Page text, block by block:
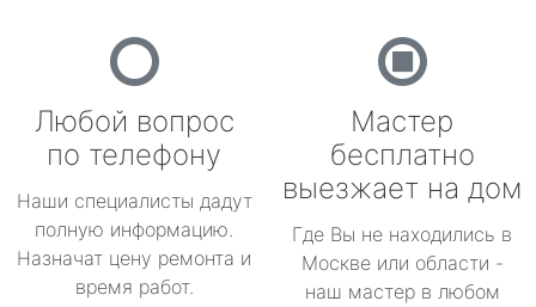
Любой вопрос
по телефону
Наши специалисты дадут
полную информацию.
Назначат цену ремонта и
время работ.
Мастер
бесплатно
выезжает на дом
Где Вы не находились в
Москве или области -
наш мастер в любом